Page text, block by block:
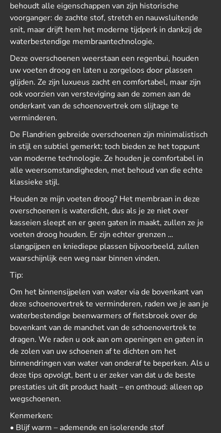
behoudt alle eigenschappen van zijn historische
voorganger: de zachte stof, stretch en nauwsluitende
snit, maar drijft hem het moderne tijdperk in dankzij de
waterbestendige membraantechnologie.
Deze overschoenen weerstaan een regenbui, houden
uw voeten droog en laten u zorgeloos door plassen
glijden. Ze zijn luxueus zacht en comfortabel, maar zijn
ook voorzien van versteviging aan de zomen aan de
onderkant van de schoenovertrek om slijtage te
verminderen.
De Flandrien gebreide overschoenen zijn minimalistisch
in stijl en subtiel gemerkt; toch bieden ze het toppunt
van moderne technologie. Ze houden je comfortabel in
alle weersomstandigheden, met behoud van die echte
klassieke stijl.
Houden ze mijn voeten droog? Het membraan in deze
overschoenen is waterdicht, dus als je ze niet over
kasseien sleept en er geen gaten in maakt, zullen ze je
voeten droog houden. Er zijn echter grenzen …
slangpijpen en kniediepe plassen bijvoorbeeld, zullen
waarschijnlijk een weg naar binnen vinden.
Tip:
Om het binnensijpelen van water via de bovenkant van
deze schoenovertrek te verminderen, raden we je aan je
waterbestendige beenwarmers of fietsbroek over de
bovenkant van de manchet van de schoenovertrek te
dragen. We raden u ook aan om openingen en gaten in
de zolen van uw schoenen af te dichten om het
binnendringen van water van onderaf te beperken. Als u
deze tips opvolgt, bent u er zeker van dat u de beste
prestaties uit dit product haalt – en onthoud: alleen op
wegschoenen.
Kenmerken:
• Blijf warm – ademende en isolerende stof